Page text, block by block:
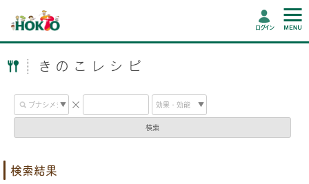
ログイン
きのこレシピ
検索
検索結果